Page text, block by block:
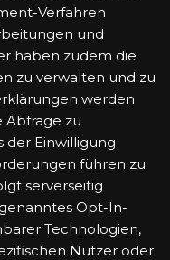
Verfahren
und
haben zudem die
zu verwalten und zu
werden
Abfrage zu
der Einwilligung
führen zu
serverseitig
Opt-In-
Technologien,
Nutzer oder